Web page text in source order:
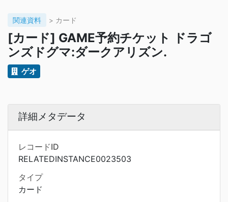
関連資料 > カード
[カード] GAME予約チケット ドラゴ
ンズドグマ:ダークアリズン.
ゲオ
詳細メタデータ
レコードID
RELATEDINSTANCE0023503
タイプ
カード